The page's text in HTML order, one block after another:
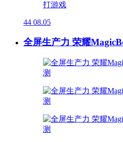
44 08.05
全屏生产力 荣耀